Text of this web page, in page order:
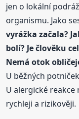
jen o lokální
organismu. Jako
vyrážka začala?
bolí? Je člověku
Nemá otok
U běžných
U alergické reakce
rychleji a rizikověji.